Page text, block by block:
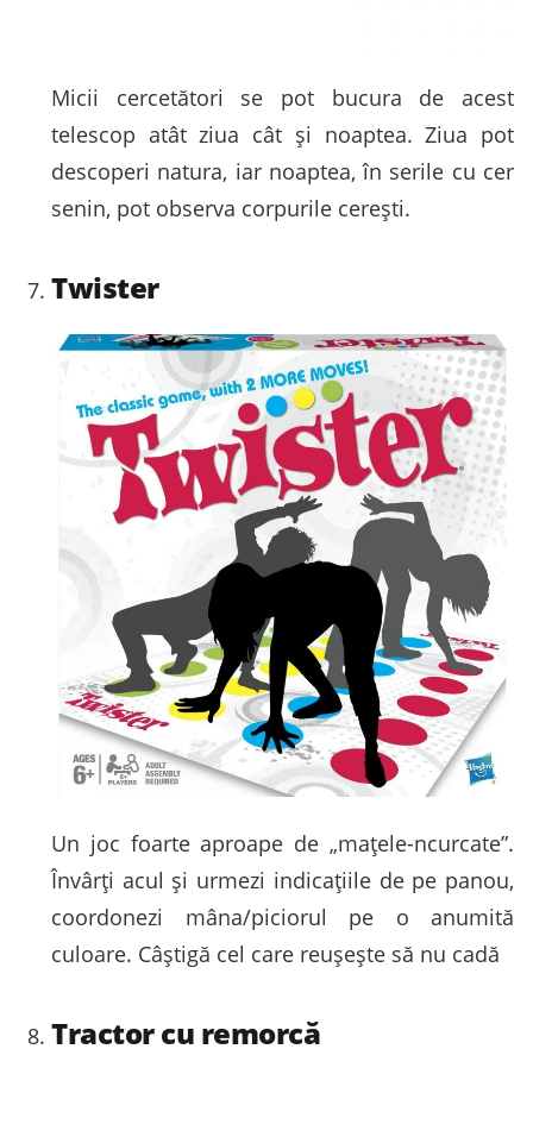
Micii cercetători se pot bucura de acest
telescop atât ziua cât și noaptea. Ziua pot
descoperi natura, iar noaptea, în serile cu cer
senin, pot observa corpurile cerești.
Twister
Un joc foarte aproape de „mațele-ncurcate”.
Învârți acul și urmezi indicațiile de pe panou,
coordonezi mâna/piciorul pe o anumită
culoare. Câștigă cel care reușește să nu cadă
Tractor cu remorcă